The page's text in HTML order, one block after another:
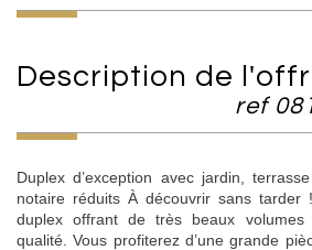
description de
ref
Duplex d’exception avec jardin,
notaire réduits À découvrir sans tarder
duplex offrant de très beaux
qualité. Vous profiterez d’une grande